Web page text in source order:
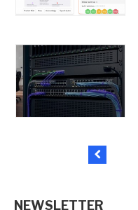
NEWSLETTER